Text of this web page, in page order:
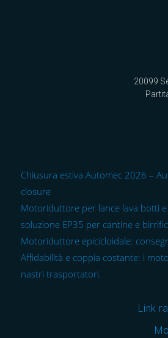
20099
Chiusura estiva Automec 2026 –
closure
Motoriduttore per lance lava botti
soluzione EP35 per cantine e
Motoriduttore epicicloidale:
Affidabilità e coppia costante: i
nastri trasportatori.
Link